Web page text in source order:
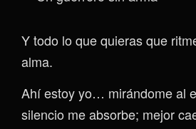
Y todo lo que quieras que
alma.
Ahí estoy yo… mirándome al
silencio me absorbe; mejor